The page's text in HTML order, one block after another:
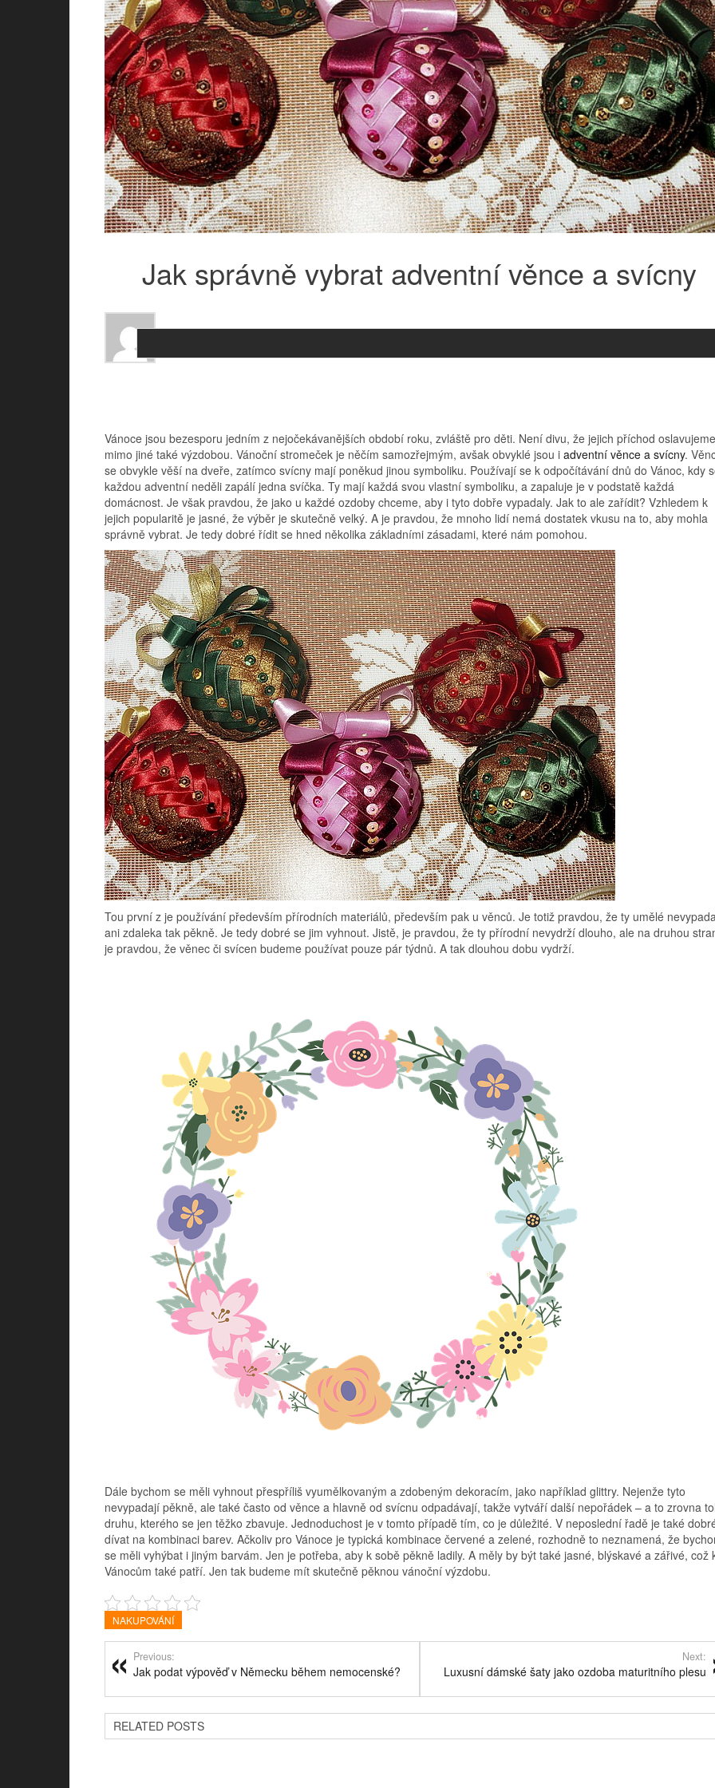
Jak správně vybrat adventní věnce a svícny
Vánoce jsou bezesporu jedním z nejočekávanějších období roku, zvláště pro děti. Není divu, že jejich příchod oslavujeme
mimo jiné také výzdobou. Vánoční stromeček je něčím samozřejmým, avšak obvyklé jsou i adventní věnce a svícny.
se obvykle věší na dveře, zatímco svícny mají poněkud jinou symboliku. Používají se k odpočítávání dnů do Vánoc, kdy
každou adventní neděli zapálí jedna svíčka. Ty mají každá svou vlastní symboliku, a zapaluje je v podstatě každá
domácnost. Je však pravdou, že jako u každé ozdoby chceme, aby i tyto dobře vypadaly. Jak to ale zařídit? Vzhledem k
jejich popularitě je jasné, že výběr je skutečně velký. A je pravdou, že mnoho lidí nemá dostatek vkusu na to, aby mohla
správně vybrat. Je tedy dobré řídit se hned několika základními zásadami, které nám pomohou.
Tou první z je používání především přírodních materiálů, především pak u věnců. Je totiž pravdou, že ty umělé
ani zdaleka tak pěkně. Je tedy dobré se jim vyhnout. Jistě, je pravdou, že ty přírodní nevydrží dlouho, ale na druhou
je pravdou, že věnec či svícen budeme používat pouze pár týdnů. A tak dlouhou dobu vydrží.
Dále bychom se měli vyhnout přespříliš vyumělkovaným a zdobeným dekoracím, jako například glittry. Nejenže tyto
nevypadají pěkně, ale také často od věnce a hlavně od svícnu odpadávají, takže vytváří další nepořádek – a to zrovna
druhu, kterého se jen těžko zbavuje. Jednoduchost je v tomto případě tím, co je důležité. V neposlední řadě je také
dívat na kombinaci barev. Ačkoliv pro Vánoce je typická kombinace červené a zelené, rozhodně to neznamená, že
se měli vyhýbat i jiným barvám. Jen je potřeba, aby k sobě pěkně ladily. A měly by být také jasné, blýskavé a zářivé, což
Vánocům také patří. Jen tak budeme mít skutečně pěknou vánoční výzdobu.
NAKUPOVÁNÍ
Previous:
Jak podat výpověď v Německu během nemocenské?
Next:
Luxusní dámské šaty jako ozdoba maturitního plesu
RELATED POSTS